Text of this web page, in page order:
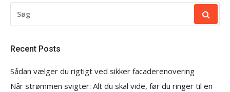
EFTER:
Recent Posts
Sådan vælger du rigtigt ved sikker facaderenovering
Når strømmen svigter: Alt du skal vide, før du ringer til en